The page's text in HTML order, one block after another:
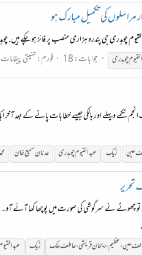
مراسلوں کی تکمیل مبارک ہو
چوہدری جی پندرہ ہزاری منصب پر فائز ہو چکے ہیں.
چوہدری جوابات: 18 فورم:تہنیتی
نکمے ویہلے اور ہالکی جیسے خطابات پانے کے
عین زیک عبدالقیومچوہدری عدنان سمیع خان
ملی تو چھوٹے نے سرگوشی کی صورت میں پوچھا کھا
الف عین ،عظیم،ریحان قریشی،عاطف ملک زیک